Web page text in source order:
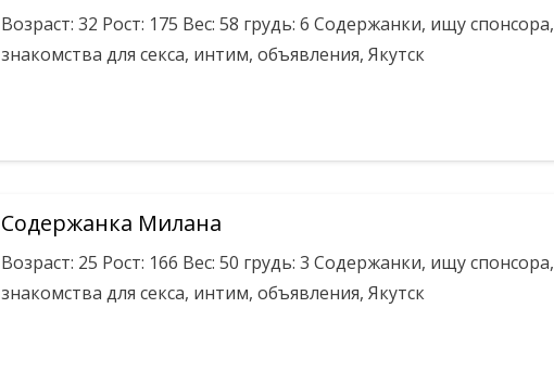
Возраст: 32 Рост: 175 Вес: 58 грудь: 6 Содержанки, ищу спонсора,
знакомства для секса, интим, объявления, Якутск
Содержанка Милана
Возраст: 25 Рост: 166 Вес: 50 грудь: 3 Содержанки, ищу спонсора,
знакомства для секса, интим, объявления, Якутск